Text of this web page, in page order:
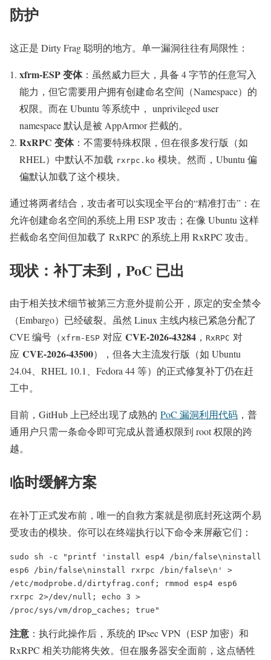
防护
这正是 Dirty Frag 聪明的地方。单一漏洞往往有局限性：
xfrm-ESP 变体：虽然威力巨大，具备 4 字节的任意写入
能力，但它需要用户拥有创建命名空间（Namespace）的
权限。而在 Ubuntu 等系统中， unprivileged user
namespace 默认是被 AppArmor 拦截的。
RxRPC 变体：不需要特殊权限，但在很多发行版（如
RHEL）中默认不加载 rxrpc.ko 模块。然而，Ubuntu 偏
偏默认加载了这个模块。
通过将两者结合，攻击者可以实现全平台的“精准打击”：在
允许创建命名空间的系统上用 ESP 攻击；在像 Ubuntu 这样
拦截命名空间但加载了 RxRPC 的系统上用 RxRPC 攻击。
现状：补丁未到，PoC 已出
由于相关技术细节被第三方意外提前公开，原定的安全禁令
（Embargo）已经破裂。虽然 Linux 主线内核已紧急分配了
CVE 编号（xfrm-ESP 对应 CVE-2026-43284 ， RxRPC 对
应 CVE-2026-43500），但各大主流发行版（如 Ubuntu
24.04、RHEL 10.1、Fedora 44 等）的正式修复补丁仍在赶
工中。
目前，GitHub 上已经出现了成熟的 PoC 漏洞利用代码 ，普
通用户只需一条命令即可完成从普通权限到 root 权限的跨
越。
临时缓解方案
在补丁正式发布前，唯一的自救方案就是彻底封死这两个易
受攻击的模块。你可以在终端执行以下命令来屏蔽它们：
sudo sh -c "printf 'install esp4 /bin/false\ninstall
esp6 /bin/false\ninstall rxrpc /bin/false\n' >
/etc/modprobe.d/dirtyfrag.conf; rmmod esp4 esp6
rxrpc 2>/dev/null; echo 3 >
/proc/sys/vm/drop_caches; true"
注意 ：执行此操作后，系统的 IPsec VPN（ESP 加密）和
RxRPC 相关功能将失效。但在服务器安全面前，这点牺牲